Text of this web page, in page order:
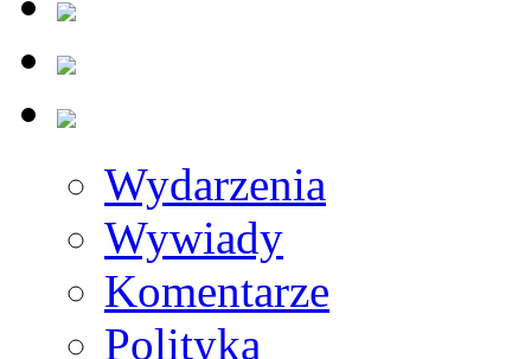
Wydarzenia
Wywiady
Komentarze
Polityka